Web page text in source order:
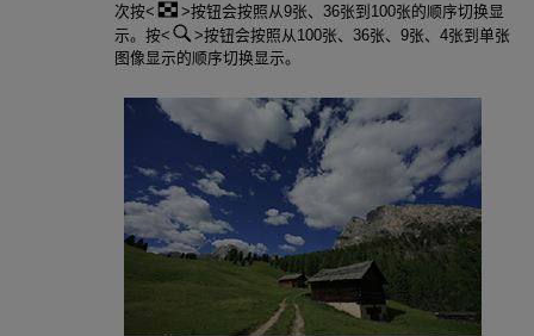
次按
按钮会按照从9张、36张到100张的顺序切换显
示。按
按钮会按照从100张、36张、9张、4张到单张
图像显示的顺序切换显示。